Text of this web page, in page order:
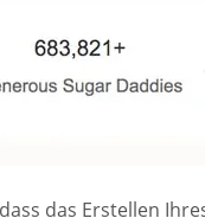
das Erstellen